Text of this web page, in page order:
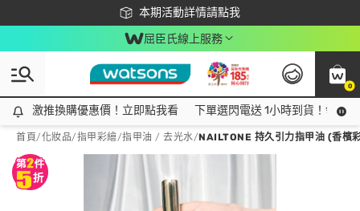
本期活動詳情請點我
下載app最高回饋$350
屈臣氏線上服務
0
激推換購優惠價！立即點我看
激推換購優惠價！立即點我看 下單選閃電送 1小時到貨！領神
首頁/化妝品/指甲彩繪/指甲油 / 去光水/NAILTONE 持久引力指甲油 (香檳